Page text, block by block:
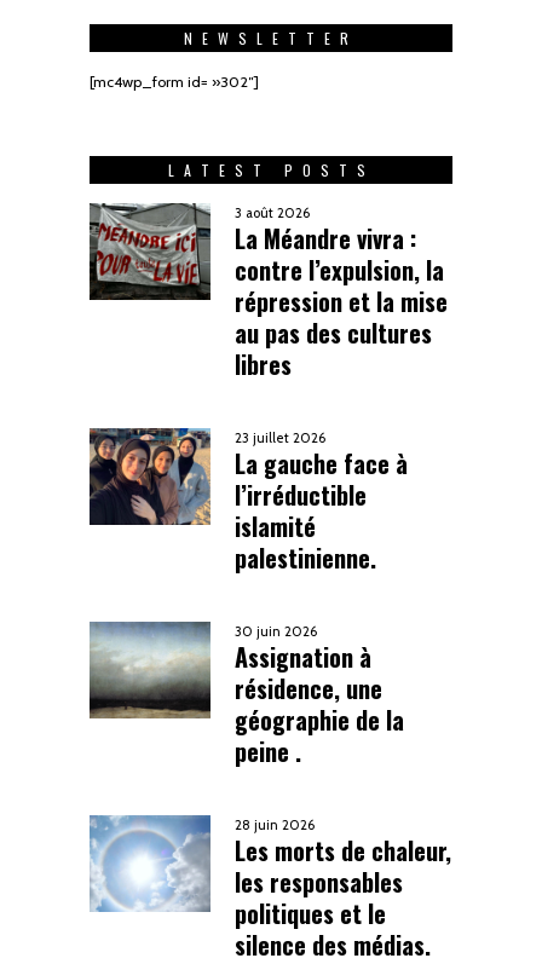
NEWSLETTER
[mc4wp_form id= »302″]
LATEST POSTS
3 août 2026
La Méandre vivra :
contre l’expulsion, la
répression et la mise
au pas des cultures
libres
23 juillet 2026
La gauche face à
l’irréductible
islamité
palestinienne.
30 juin 2026
Assignation à
résidence, une
géographie de la
peine .
28 juin 2026
Les morts de chaleur,
les responsables
politiques et le
silence des médias.